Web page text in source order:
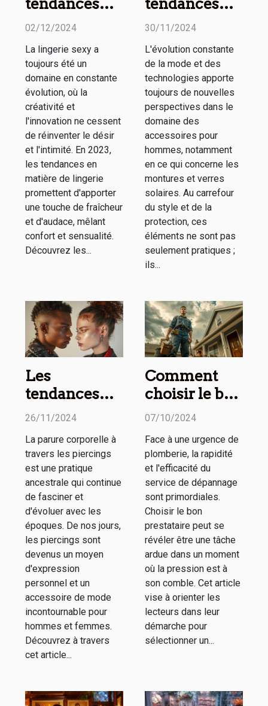
tendances
2023 en
lingerie sexy :
Styles et
nouveautés
02/12/2024
La lingerie sexy a
toujours été un
domaine en constante
évolution, où la
créativité et
l'innovation ne cessent
de réinventer le désir
et l'intimité. En 2023,
les tendances en
matière de lingerie
promettent d'apporter
une touche de fraîcheur
et d'audace, mêlant
confort et sensualité.
Découvrez les...
tendances
actuelles en
montures et
verres
solaires pour
hommes
30/11/2024
L'évolution constante
de la mode et des
technologies apporte
toujours de nouvelles
perspectives dans le
domaine des
accessoires pour
hommes, notamment
en ce qui concerne les
montures et verres
solaires. Au carrefour
du style et de la
protection, ces
éléments ne sont pas
seulement pratiques ;
ils...
Les
tendances
actuelles des
pour homme
et femme
26/11/2024
La parure corporelle à
travers les piercings
est une pratique
ancestrale qui continue
de fasciner et
d'évoluer avec les
époques. De nos jours,
les piercings sont
devenus un moyen
d'expression
personnel et un
accessoire de mode
incontournable pour
hommes et femmes.
Découvrez à travers
cet article...
Comment
choisir le bon
service de
en plomberie
d'urgence
07/10/2024
Face à une urgence de
plomberie, la rapidité
et l'efficacité du
service de dépannage
sont primordiales.
Choisir le bon
prestataire peut se
révéler être une tâche
ardue dans un moment
où la pression est à
son comble. Cet article
vise à orienter les
lecteurs dans leur
démarche pour
sélectionner un...